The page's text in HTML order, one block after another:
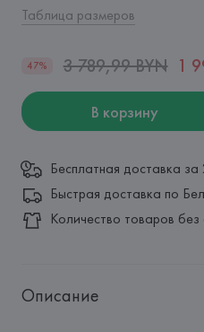
Таблица размеров
47% 3 789,99 BYN 1
В корзину
Бесплатная доставка
Быстрая доставка по
Количество товаров без
Описание